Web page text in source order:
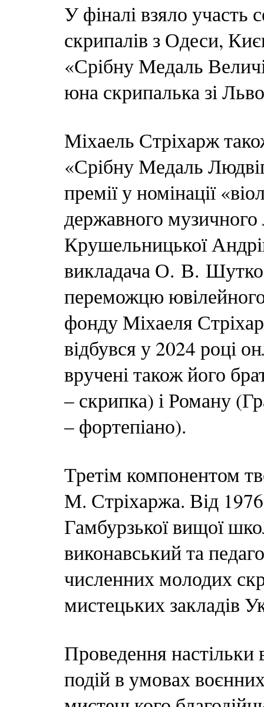
У фіналі взяло
скрипалів з Одеси,
«Срібну Медаль
юна скрипалька зі
Міхаель Стріхарж
«Срібну Медаль
премії у номінації
державного
Крушельницької
викладача О. В.
переможцю
фонду Міхаеля
відбувся у 2024 році
вручені також його
– скрипка) і Роману
– фортепіано).
Третім компонентом
М. Стріхаржа. Від
Гамбурзької вищої
виконавський та
численних молодих
мистецьких закладів
Проведення настільки
подій в умовах